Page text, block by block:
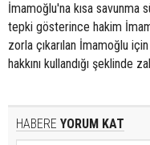
İmamoğlu'na kısa savunma
tepki gösterince hakim
zorla çıkarılan İmamoğlu
hakkını kullandığı şeklinde
HABERE YORUM KAT